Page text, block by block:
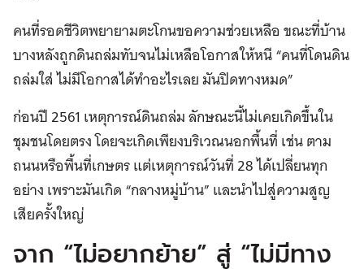
คนที่รอดชีวิตพยายามตะโกนขอความช่วยเหลือ ขณะที่บ้าน
บางหลังถูกดินถล่มทับจนไม่เหลือโอกาสให้หนี “คนที่โดนดิน
ถล่มใส่ ไม่มีโอกาสได้ทำอะไรเลย มันปิดทางหมด”
ก่อนปี 2561 เหตุการณ์ดินถล่ม ลักษณะนี้ไม่เคยเกิดขึ้นใน
ชุมชนโดยตรง โดยจะเกิดเพียงบริเวณนอกพื้นที่ เช่น ตาม
ถนนหรือพื้นที่เกษตร แต่เหตุการณ์วันที่ 28 ได้เปลี่ยนทุก
อย่าง เพราะมันเกิด “กลางหมู่บ้าน” และนำไปสู่ความสูญ
เสียครั้งใหญ่
จาก “ไม่อยากย้าย” สู่ “ไม่มีทาง